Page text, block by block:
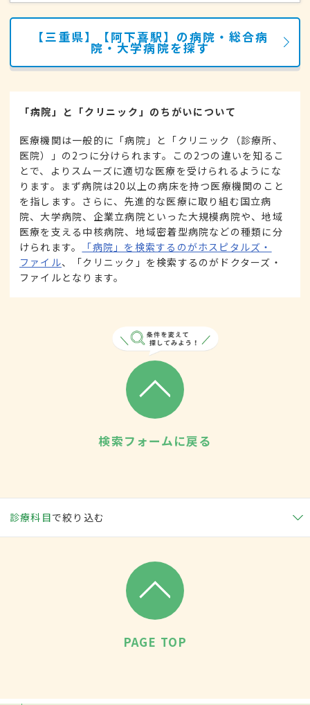
【三重県】【阿下喜駅】の病院・総合病
院・大学病院を探す
「病院」と「クリニック」のちがいについて
医療機関は一般的に「病院」と「クリニック（診療所、
医院）」の2つに分けられます。この2つの違いを知るこ
とで、よりスムーズに適切な医療を受けられるようにな
ります。まず病院は20以上の病床を持つ医療機関のこと
を指します。さらに、先進的な医療に取り組む国立病
院、大学病院、企業立病院といった大規模病院や、地域
医療を支える中核病院、地域密着型病院などの種類に分
けられます。
「病院」を検索するのがホスピタルズ・
ファイル、「クリニック」を検索するのがドクターズ・
ファイルとなります。
検索フォームに戻る
診療科目で絞り込む
PAGE TOP